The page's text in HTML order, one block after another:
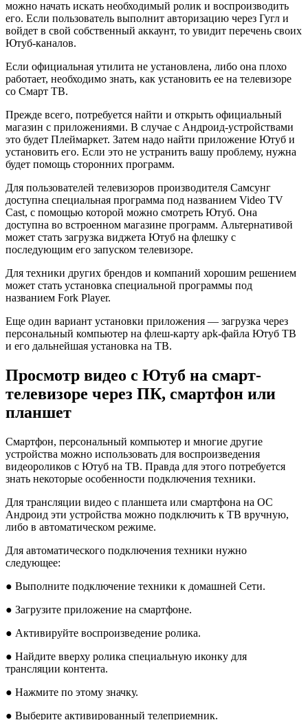
можно начать искать необходимый ролик и воспроизводить
его. Если пользователь выполнит авторизацию через Гугл и
войдет в свой собственный аккаунт, то увидит перечень своих
Ютуб-каналов.
Если официальная утилита не установлена, либо она плохо
работает, необходимо знать, как установить ее на телевизоре
со Смарт ТВ.
Прежде всего, потребуется найти и открыть официальный
магазин с приложениями. В случае с Андроид-устройствами
это будет Плеймаркет. Затем надо найти приложение Ютуб и
установить его. Если это не устранить вашу проблему, нужна
будет помощь сторонних программ.
Для пользователей телевизоров производителя Самсунг
доступна специальная программа под названием Video TV
Cast, с помощью которой можно смотреть Ютуб. Она
доступна во встроенном магазине программ. Альтернативой
может стать загрузка виджета Ютуб на флешку с
последующим его запуском телевизоре.
Для техники других брендов и компаний хорошим решением
может стать установка специальной программы под
названием Fork Player.
Еще один вариант установки приложения — загрузка через
персональный компьютер на флеш-карту apk-файла Ютуб ТВ
и его дальнейшая установка на ТВ.
Просмотр видео с Ютуб на смарт-
телевизоре через ПК, смартфон или
планшет
Смартфон, персональный компьютер и многие другие
устройства можно использовать для воспроизведения
видеороликов с Ютуб на ТВ. Правда для этого потребуется
знать некоторые особенности подключения техники.
Для трансляции видео с планшета или смартфона на ОС
Андроид эти устройства можно подключить к ТВ вручную,
либо в автоматическом режиме.
Для автоматического подключения техники нужно
следующее:
● Выполните подключение техники к домашней Сети.
● Загрузите приложение на смартфоне.
● Активируйте воспроизведение ролика.
● Найдите вверху ролика специальную иконку для
трансляции контента.
● Нажмите по этому значку.
● Выберите активированный телеприемник.